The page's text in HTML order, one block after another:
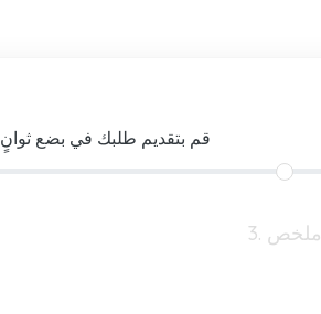
قم بتقديم طلبك في بضع ثوانٍ
3. ملخص